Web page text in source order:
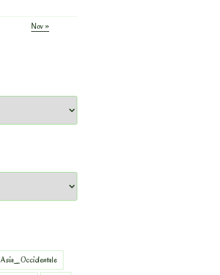
Nov »
Asia_Occidentale